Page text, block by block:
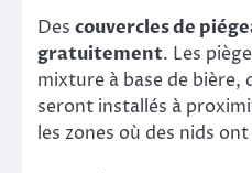
Des couvercles de
gratuitement. Les
mixture à base de bière,
seront installés à
les zones où des nids